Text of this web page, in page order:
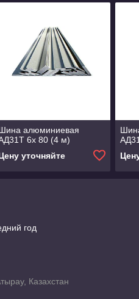
алюминиевая
6х 80 (4 м)
уточняйте
год
Казахстан